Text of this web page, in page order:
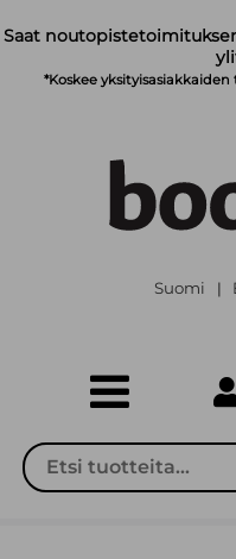
Saat
*Koskee
Suomi |